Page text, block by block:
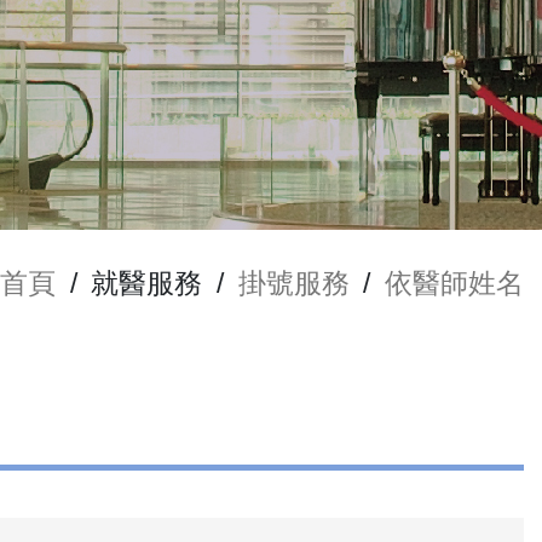
首頁 / 就醫服務 / 掛號服務 / 依醫師姓名